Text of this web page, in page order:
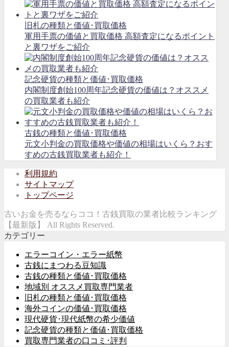
旧札の種類と価値･買取価格
軍用手票の価値と買取価格 高額査定になるポイント
と裏ワザをご紹介
記念硬貨の種類と価値･買取価格
内閣制度創始100周年記念硬貨の価値は？オススメ
の買取業者も紹介
古銭の種類と価値･買取価格
元文小判金の買取価格や価値の相場はいくら？おす
すめの古銭買取業者も紹介！
利用規約
サイトマップ
トップページ
古いお金を売るならココ！古銭買取の業者比較ランキング
【最新版】 All Rights Reserved.
カテゴリー
エラーコイン・エラー紙幣
古銭にまつわる豆知識
古銭の種類と価値･買取価格
地域別 オススメ買取専門業者
旧札の種類と価値･買取価格
海外コインの価値･買取価格
現代硬貨･現代紙幣の希少価値
記念硬貨の種類と価値･買取価格
買取専門業者の口コミ･評判